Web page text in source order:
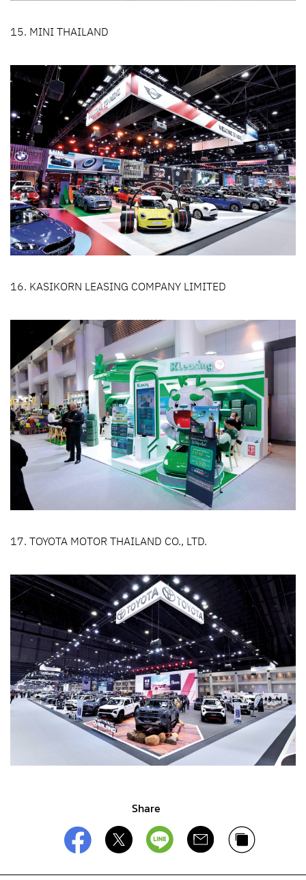
15. MINI THAILAND
16. KASIKORN LEASING COMPANY LIMITED
17. TOYOTA MOTOR THAILAND CO., LTD.
Share